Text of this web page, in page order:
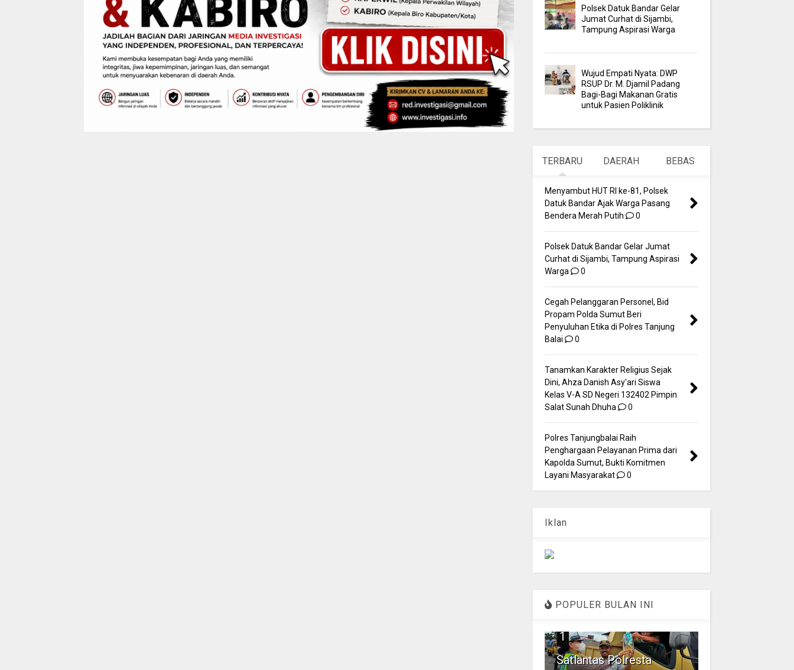
Polsek Datuk Bandar Gelar
Jumat Curhat di Sijambi,
Tampung Aspirasi Warga
Wujud Empati Nyata: DWP
RSUP Dr. M. Djamil Padang
Bagi-Bagi Makanan Gratis
untuk Pasien Poliklinik
TERBARU DAERAH BEBAS
Menyambut HUT RI ke-81, Polsek
Datuk Bandar Ajak Warga Pasang
Bendera Merah Putih
0
Polsek Datuk Bandar Gelar Jumat
Curhat di Sijambi, Tampung Aspirasi
Warga
0
Cegah Pelanggaran Personel, Bid
Propam Polda Sumut Beri
Penyuluhan Etika di Polres Tanjung
Balai
0
Tanamkan Karakter Religius Sejak
Dini, Ahza Danish Asy'ari Siswa
Kelas V-A SD Negeri 132402 Pimpin
Salat Sunah Dhuha
0
Polres Tanjungbalai Raih
Penghargaan Pelayanan Prima dari
Kapolda Sumut, Bukti Komitmen
Layani Masyarakat
0
Iklan
POPULER BULAN INI
1
Satlantas Polresta